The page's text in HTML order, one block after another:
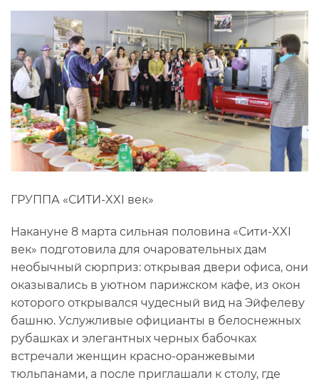
ГРУППА «СИТИ-XXI век»
Накануне 8 марта сильная половина «Сити-XXI
век» подготовила для очаровательных дам
необычный сюрприз: открывая двери офиса, они
оказывались в уютном парижском кафе, из окон
которого открывался чудесный вид на Эйфелеву
башню. Услужливые официанты в белоснежных
рубашках и элегантных черных бабочках
встречали женщин красно-оранжевыми
тюльпанами, а после приглашали к столу, где